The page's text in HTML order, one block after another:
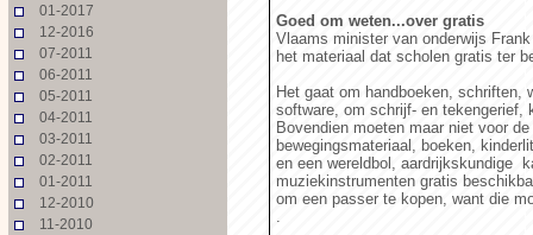
01-2017
12-2016
07-2011
06-2011
05-2011
04-2011
03-2011
02-2011
01-2011
12-2010
11-2010
Goed om weten...over gratis
Vlaams minister van onderwijs
het materiaal dat scholen gratis ter
Het gaat om handboeken, schriften,
software, om schrijf- en tekengerief,
Bovendien moeten maar niet voor
bewegingsmateriaal, boeken,
en een wereldbol, aardrijkskundige
muziekinstrumenten gratis
om een passer te kopen, want die